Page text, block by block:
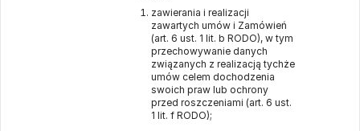
zawierania i realizacji
zawartych umów i Zamówień
(art. 6 ust. 1 lit. b RODO), w tym
przechowywanie danych
związanych z realizacją tychże
umów celem dochodzenia
swoich praw lub ochrony
przed roszczeniami (art. 6 ust.
1 lit. f RODO);